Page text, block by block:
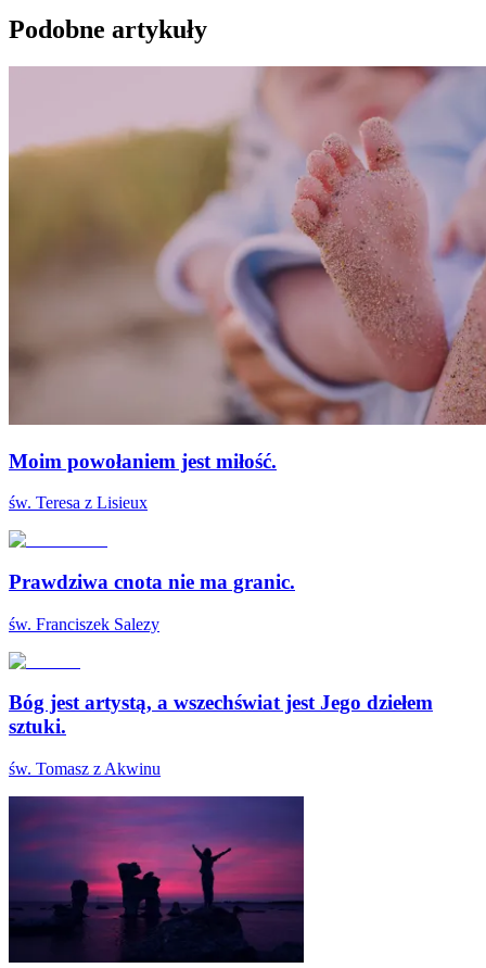
Podobne artykuły
Moim powołaniem jest miłość.
św. Teresa z Lisieux
Prawdziwa cnota nie ma granic.
św. Franciszek Salezy
Bóg jest artystą, a wszechświat jest Jego dziełem
sztuki.
św. Tomasz z Akwinu